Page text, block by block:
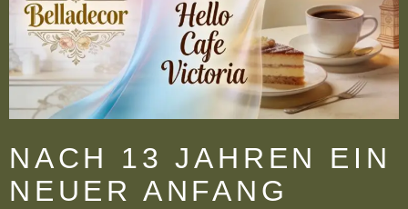
NACH 13 JAHREN EIN
NEUER ANFANG